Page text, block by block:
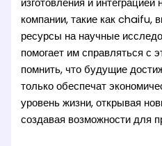
компании, такие как chaifu,
ресурсы на научные
помогает им справляться с
помнить, что будущие
только обеспечат
уровень жизни, открывая
создавая возможности для